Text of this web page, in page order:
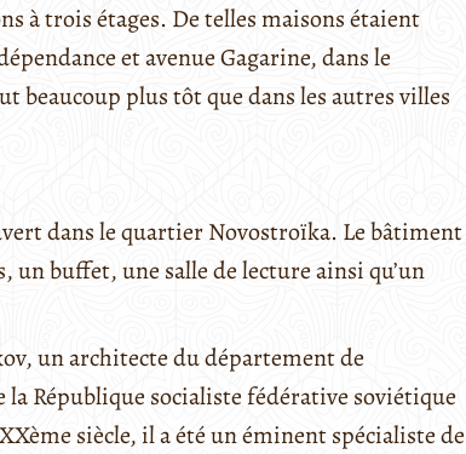
à trois étages. De telles maisons étaient
et avenue Gagarine, dans le
beaucoup plus tôt que dans les autres villes
dans le quartier Novostroïka. Le bâtiment
un buffet, une salle de lecture ainsi qu’un
un architecte du département de
République socialiste fédérative soviétique
siècle, il a été un éminent spécialiste de